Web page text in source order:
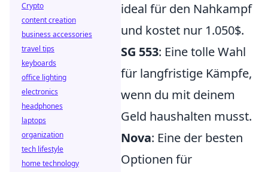
ideal für den Nahkampf
und kostet nur 1.050$.
SG 553: Eine tolle Wahl
für langfristige Kämpfe,
wenn du mit deinem
Geld haushalten musst.
Nova: Eine der besten
Optionen für
Crypto
content creation
business accessories
travel tips
keyboards
office lighting
electronics
headphones
laptops
organization
tech lifestyle
home technology